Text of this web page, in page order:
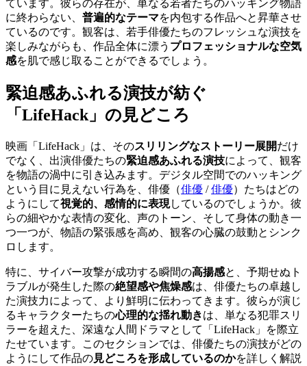
ています。彼らの存在が、単なる若者たちのハッキング物語
に終わらない、 普遍的なテーマを内包する作品へと昇華させ
ているのです。観客は、若手俳優たちのフレッシュな演技を
楽しみながらも、作品全体に漂う プロフェッショナルな空気
感を肌で感じ取ることができるでしょう。
緊迫感あふれる演技が紡ぐ
「LifeHack」の見どころ
映画「LifeHack」は、そのスリリングなストーリー展開だけ
でなく、出演俳優たちの緊迫感あふれる演技によって、観客
を物語の渦中に引き込みます。デジタル空間でのハッキング
という目に見えない行為を、 俳優（俳優 /俳優） たちはどの
ようにして視覚的、感情的に表現しているのでしょうか。彼
らの細やかな表情の変化、声のトーン、そして身体の動き一
つ一つが、物語の緊張感を高め、観客の心臓の鼓動とシンク
ロします。
特に、サイバー攻撃が成功する瞬間の高揚感と、予期せぬト
ラブルが発生した際の絶望感や焦燥感は、俳優たちの卓越し
た演技力によって、より鮮明に伝わってきます。彼らが演じ
るキャラクターたちの心理的な揺れ動きは、単なる犯罪スリ
ラーを超えた、深遠な人間ドラマとして「LifeHack」を際立
たせています。このセクションでは、俳優たちの演技がどの
ようにして作品の見どころを形成しているのかを詳しく解説